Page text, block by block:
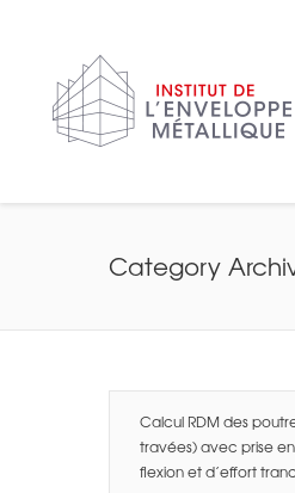
Category
Calcul RDM des
travées) avec prise
flexion et d’effort